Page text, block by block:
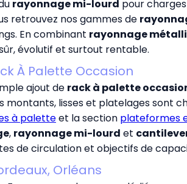
rayonnage mi-lourd pour
retrouvez nos gammes de
En combinant rayonnage
évolutif et surtout rentable.
À Palette Occasion
ajout de rack à palette
lisses et platelages sont
à paletteet la section plateformes
, rayonnage mi-lourd et
de circulation et objectifs de
Orléans